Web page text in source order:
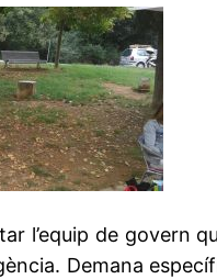
l’equip de
Demana